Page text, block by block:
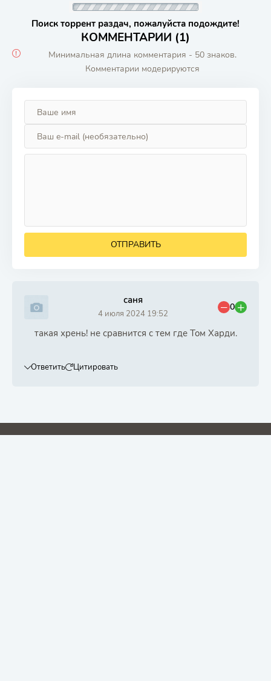
Поиск торрент раздач, пожалуйста подождите!
КОММЕНТАРИИ (1)
Минимальная длина комментария - 50 знаков.
Комментарии модерируются
ОТПРАВИТЬ
саня
4 июля 2024 19:52
0
такая хрень! не сравнится с тем где Том Харди.
Ответить Цитировать